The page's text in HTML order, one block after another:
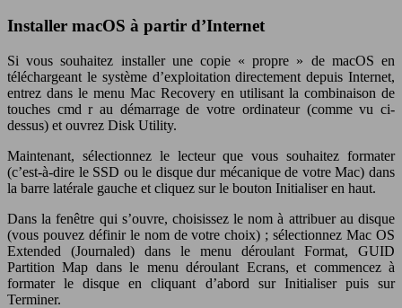
Installer macOS à partir d’Internet
Si vous souhaitez installer une copie « propre » de macOS en
téléchargeant le système d’exploitation directement depuis Internet,
entrez dans le menu Mac Recovery en utilisant la combinaison de
touches cmd r au démarrage de votre ordinateur (comme vu ci-
dessus) et ouvrez Disk Utility.
Maintenant, sélectionnez le lecteur que vous souhaitez formater
(c’est-à-dire le SSD ou le disque dur mécanique de votre Mac) dans
la barre latérale gauche et cliquez sur le bouton Initialiser en haut.
Dans la fenêtre qui s’ouvre, choisissez le nom à attribuer au disque
(vous pouvez définir le nom de votre choix) ; sélectionnez Mac OS
Extended (Journaled) dans le menu déroulant Format, GUID
Partition Map dans le menu déroulant Ecrans, et commencez à
formater le disque en cliquant d’abord sur Initialiser puis sur
Terminer.